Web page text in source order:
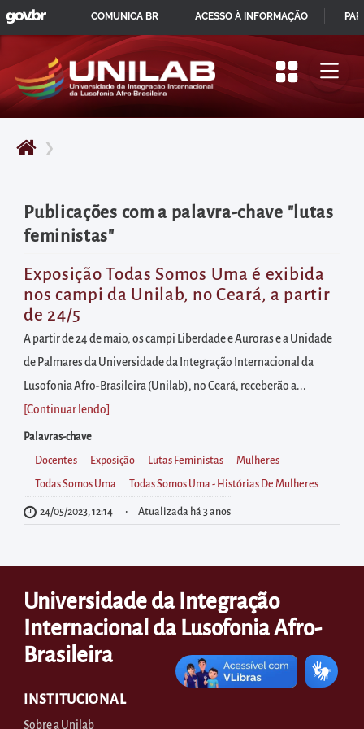
Pular
para
início
do
principal
Acessar
diretamente
o
menu
principal
Acessar
diretamente
à
área
para
realizar
buscas
internas
Acessar
informações
postas
no
❯
Publicações com a palavra-chave "lutas
feministas"
Exposição Todas Somos Uma é exibida
nos campi da Unilab, no Ceará, a partir
de 24/5
A partir de 24 de maio, os campi Liberdade e Auroras e a Unidade
de Palmares da Universidade da Integração Internacional da
Lusofonia Afro-Brasileira (Unilab), no Ceará, receberão a...
[Continuar lendo
Palavras-chave
Docentes Exposição Lutas Feministas Mulheres
Todas Somos Uma Todas Somos Uma - Histórias De Mulheres
24/05/2023, 12:14 Atualizada há 3 anos
Universidade da Integração
Internacional da Lusofonia Afro-
Brasileira
INSTITUCIONAL
Sobre a Unilab
IR
PARA
CONTEÚDO
GOVBR
COMUNICA BR ACESSO À INFORMAÇÃO